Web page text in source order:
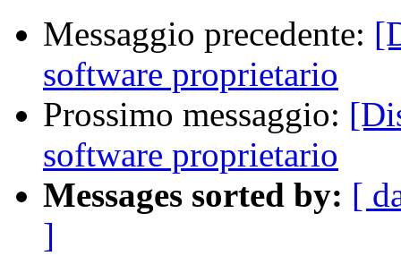
Messaggio precedente:
software proprietario
Prossimo messaggio:
software proprietario
Messages sorted by: [
]